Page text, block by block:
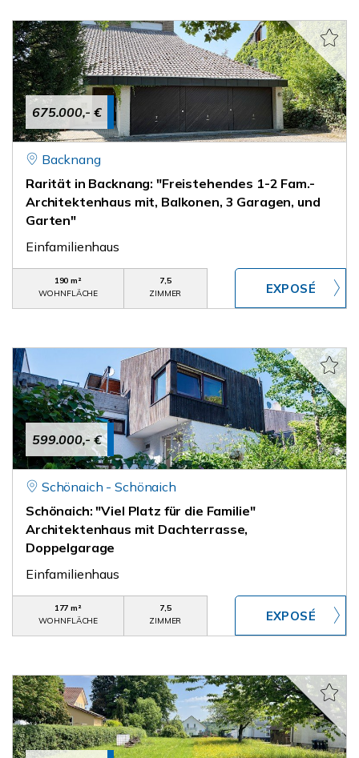
675.000,- €
Backnang
Rarität in Backnang: "Freistehendes 1-2 Fam.-
Architektenhaus mit, Balkonen, 3 Garagen, und
Garten"
Einfamilienhaus
190 m²
WOHNFLÄCHE
7,5
ZIMMER
599.000,- €
Schönaich - Schönaich
Schönaich: "Viel Platz für die Familie"
Architektenhaus mit Dachterrasse,
Doppelgarage
Einfamilienhaus
177 m²
WOHNFLÄCHE
7,5
ZIMMER